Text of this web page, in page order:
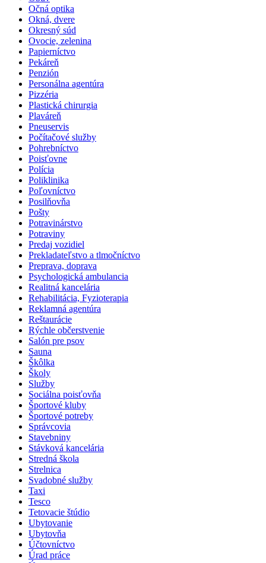
Očná optika
Okná, dvere
Okresný súd
Ovocie, zelenina
Papierníctvo
Pekáreň
Penzión
Personálna agentúra
Pizzéria
Plastická chirurgia
Plaváreň
Pneuservis
Počítačové služby
Pohrebníctvo
Poisťovne
Polícia
Poliklinika
Poľovníctvo
Posilňovňa
Pošty
Potravinárstvo
Potraviny
Predaj vozidiel
Prekladateľstvo a tlmočníctvo
Preprava, doprava
Psychologická ambulancia
Realitná kancelária
Rehabilitácia, Fyzioterapia
Reklamná agentúra
Reštaurácie
Rýchle občerstvenie
Salón pre psov
Sauna
Škôlka
Školy
Služby
Sociálna poisťovňa
Športové kluby
Športové potreby
Správcovia
Stavebniny
Stávková kancelária
Stredná škola
Strelnica
Svadobné služby
Taxi
Tesco
Tetovacie štúdio
Ubytovanie
Ubytovňa
Účtovníctvo
Úrad práce